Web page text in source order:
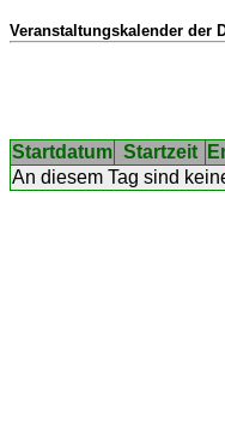
Veranstaltungskalender der
Startdatum Startzeit
An diesem Tag sind